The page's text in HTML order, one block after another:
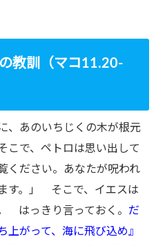
教訓（マコ11.20-
、あのいちじくの木が根元
で、ペトロは思い出して
ください。あなたが呪われ
す。」 そこで、イエスは
はっきり言っておく。 だ
上がって、海に飛び込め』